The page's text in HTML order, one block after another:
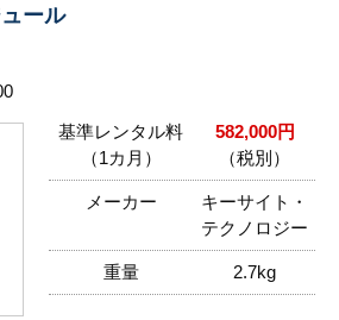
ール
基準レンタル料
（1カ月）
582,000円
（税別）
メーカー
キーサイト・
テクノロジー
重量 2.7kg